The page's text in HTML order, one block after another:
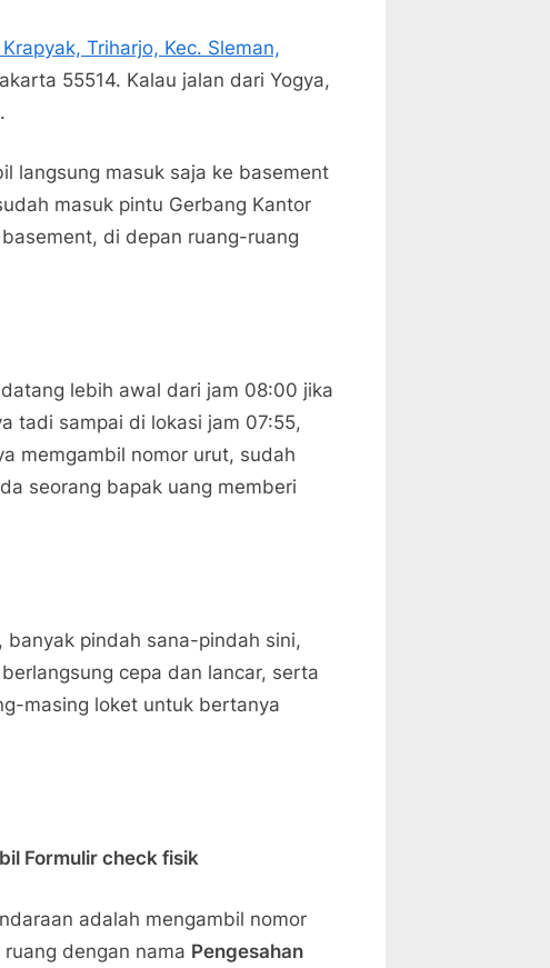
Triharjo, Kec. Sleman,
55514. Kalau jalan dari Yogya,
langsung masuk saja ke basement
masuk pintu Gerbang Kantor
di depan ruang-ruang
lebih awal dari jam 08:00 jika
tadi sampai di lokasi jam 07:55,
memgambil nomor urut, sudah
seorang bapak uang memberi
banyak pindah sana-pindah sini,
cepa dan lancar, serta
masing loket untuk bertanya
Formulir check fisik
adalah mengambil nomor
dengan nama Pengesahan